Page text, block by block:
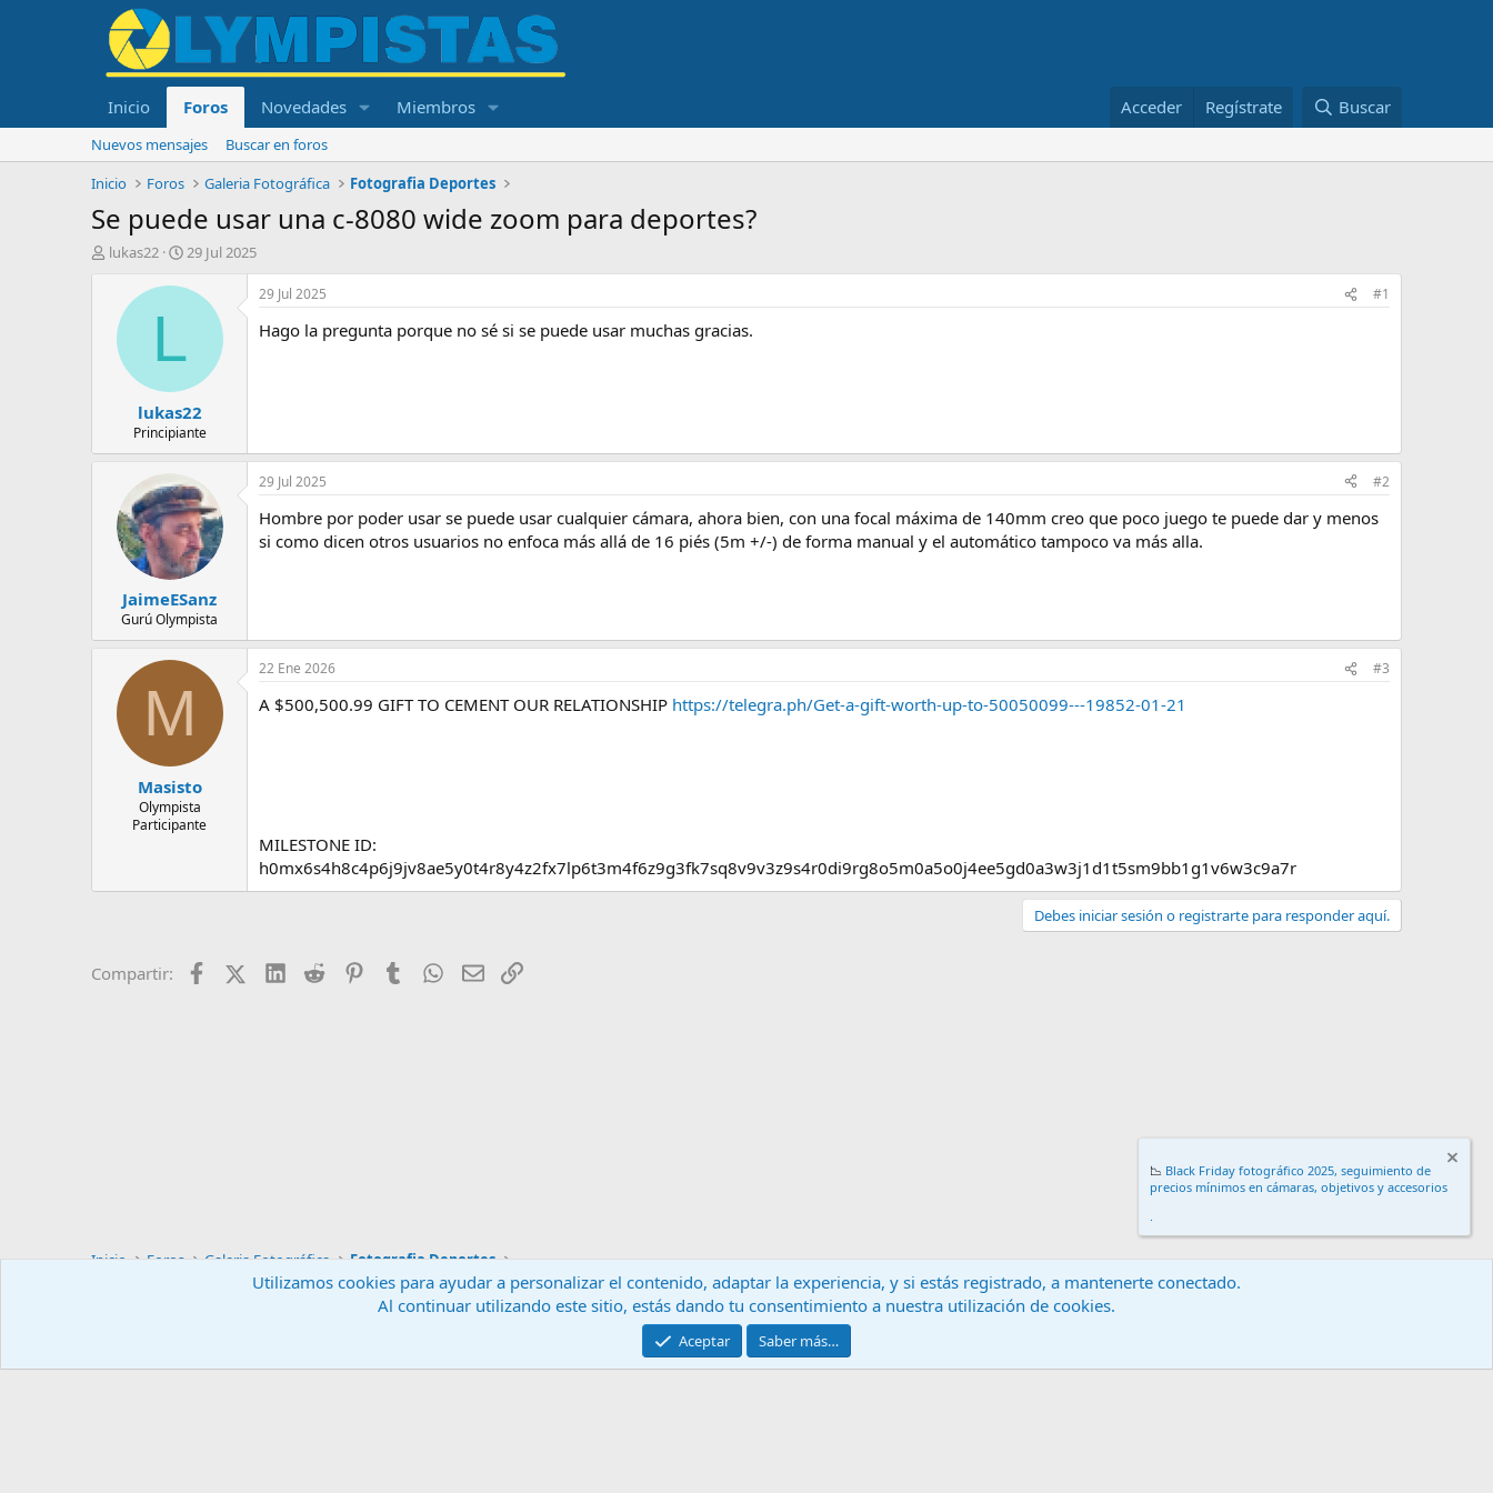
Inicio Foros Novedades Miembros Acceder Regístrate Buscar
Nuevos mensajes
Buscar en foros
Inicio
Foros Galeria Fotográfica Fotografia Deportes
Se puede usar una c-8080 wide zoom para deportes?
I
e
m
lukas22
F
c
i
n
i
c
o
29 Jul 2025
L
lukas22
Principiante
29 Jul 2025 #1
Hago la pregunta porque no sé si se puede usar muchas gracias.
JaimeESanz
Gurú Olympista
29 Jul 2025 #2
Hombre por poder usar se puede usar cualquier cámara, ahora bien, con una focal máxima de 140mm creo que poco juego te puede dar y menos
si como dicen otros usuarios no enfoca más allá de 16 piés (5m +/-) de forma manual y el automático tampoco va más alla.
M
Masisto
Olympista
Participante
22 Ene 2026 #3
A $500,500.99 GIFT TO CEMENT OUR RELATIONSHIP https://telegra.ph/Get-a-gift-worth-up-to-50050099---19852-01-21
MILESTONE ID:
h0mx6s4h8c4p6j9jv8ae5y0t4r8y4z2fx7lp6t3m4f6z9g3fk7sq8v9v3z9s4r0di9rg8o5m0a5o0j4ee5gd0a3w3j1d1t5sm9bb1g1v6w3c9a7r
Debes iniciar sesión o registrarte para responder aquí.
Compartir: FacebookX (Twitter)
LinkedIn
Reddit PinterestTumblrWhatsApp
EmailEnlace
Inicio Foros Galeria Fotográfica Fotografia Deportes
Contáctanos Términos y reglas
Community platform by XenForo® © 2010-2024 XenForo Ltd.
📉 Black Friday fotográfico 2025, seguimiento de
precios mínimos en cámaras, objetivos y accesorios
.
Utilizamos cookies para ayudar a personalizar el contenido, adaptar la experiencia, y si estás registrado, a mantenerte conectado.
Al continuar utilizando este sitio, estás dando tu consentimiento a nuestra utilización de cookies.
Aceptar Saber más…